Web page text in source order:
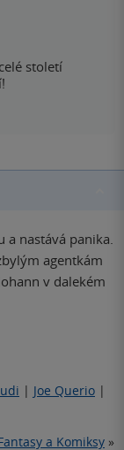
století
a nastává panika.
agentkám
v dalekém
| Joe Querio |
a Komiksy »